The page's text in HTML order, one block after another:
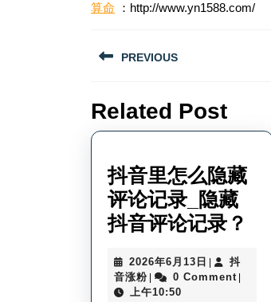
算命 ：http://www.yn1588.com/
文
导
航
PREVIOUS
post:
Related Post
抖音里怎么隐藏
评论记录_隐藏
抖音评论记录？
2026年6月13日 2026
年
抖
音涨粉 抖
音
0 Comment
上午10:50